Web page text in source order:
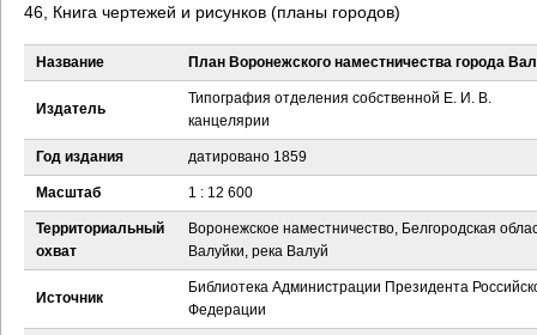
ы
д
е
с
ь
46, Книга чертежей и рисунков (планы городов)
Название План Воронежского наместничества города
Издатель
Типография отделения собственной Е. И. В.
канцелярии
Год издания датировано 1859
Масштаб 1 : 12 600
Территориальный
охват
Воронежское наместничество, Белгородская
Валуйки, река Валуй
Источник
Библиотека Администрации Президента
Федерации